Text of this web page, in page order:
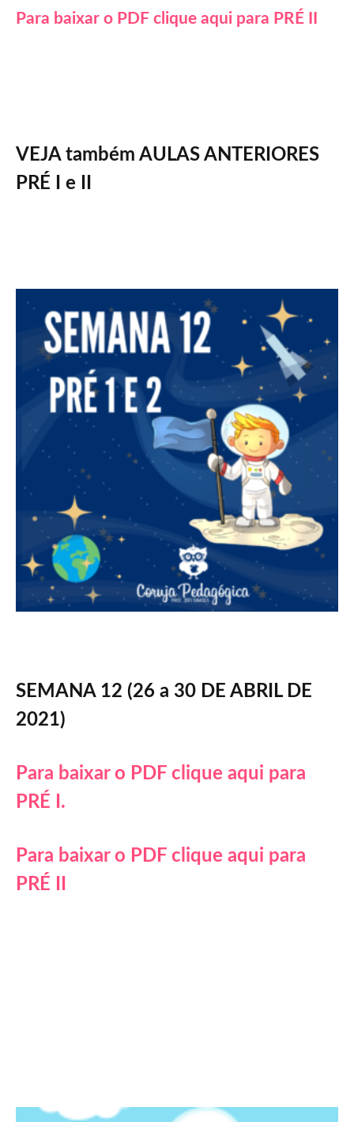
Para baixar o PDF clique aqui para PRÉ II
VEJA também AULAS ANTERIORES
PRÉ I e II
SEMANA 12 (26 a 30 DE ABRIL DE
2021)
Para baixar o PDF clique aqui para
PRÉ I.
Para baixar o PDF clique aqui para
PRÉ II